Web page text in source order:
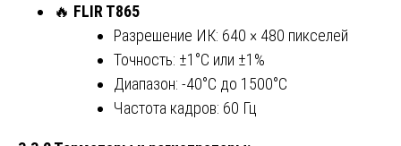
🔥 FLIR T865
Разрешение ИК: 640 × 480 пикселей
Точность: ±1°C или ±1%
Диапазон: -40°C до 1500°C
Частота кадров: 60 Гц